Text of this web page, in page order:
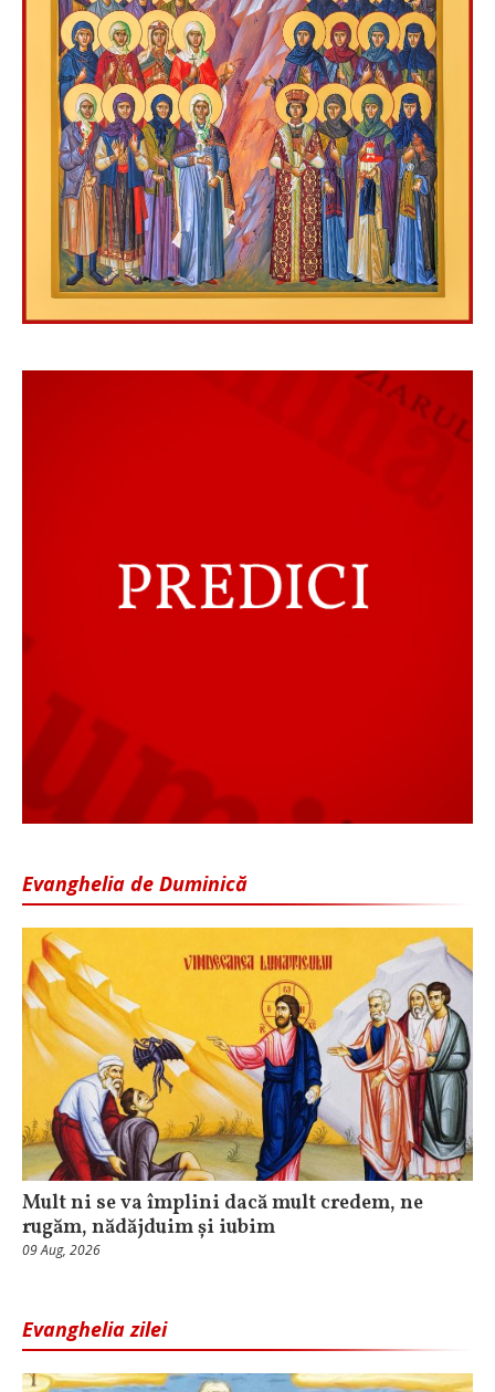
Evanghelia de Duminică
Mult ni se va împlini dacă mult credem, ne
rugăm, nădăjduim și iubim
09 Aug, 2026
Evanghelia zilei